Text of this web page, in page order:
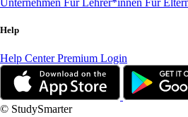
Unternehmen Für Lehrer*innen Für
Help
Help CenterPremium Login
© StudySmarter